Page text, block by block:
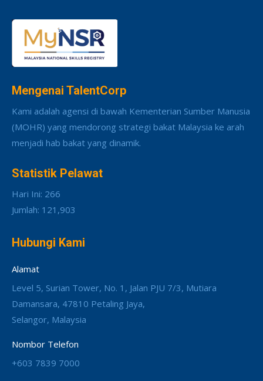
Mengenai TalentCorp
Kami adalah agensi di bawah Kementerian Sumber Manusia
(MOHR) yang mendorong strategi bakat Malaysia ke arah
menjadi hab bakat yang dinamik.
Statistik Pelawat
Hari Ini: 266
Jumlah: 121,903
Hubungi Kami
Alamat
Level 5, Surian Tower, No. 1, Jalan PJU 7/3, Mutiara
Damansara, 47810 Petaling Jaya,
Selangor, Malaysia
Nombor Telefon
+603 7839 7000